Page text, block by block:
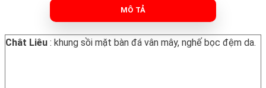
MÔ TẢ
Chât Liêu : khung sồi mặt bàn đá vân mây, nghế bọc đệm da.